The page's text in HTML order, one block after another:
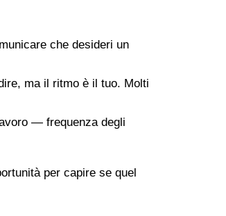
che desideri un
ma il ritmo è il tuo. Molti
— frequenza degli
per capire se quel